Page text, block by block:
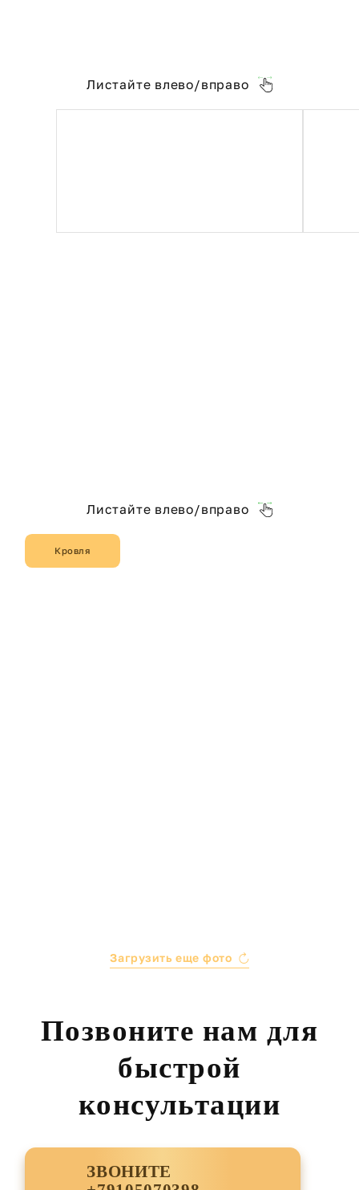
Листайте влево/вправо
Листайте влево/вправо
Кровля
Загрузить еще фото
Позвоните нам для
быстрой
консультации
ЗВОНИТЕ